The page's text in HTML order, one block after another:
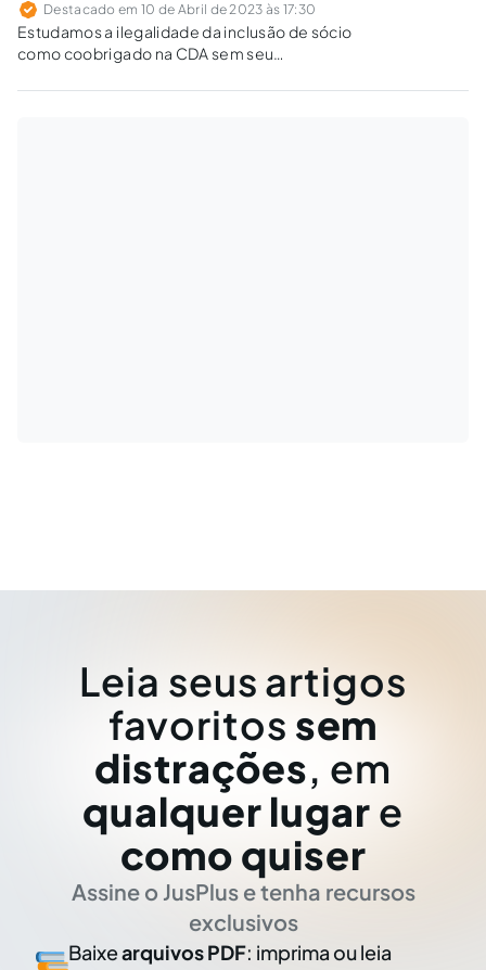
Destacado em 10 de Abril de 2023 às 17:30
Estudamos a ilegalidade da inclusão de sócio
como coobrigado na CDA sem seu
administração tributária, com enfoque
Leia seus artigos
favoritos sem
distrações, em
qualquer lugar e
como quiser
Assine o JusPlus e tenha recursos
exclusivos
Baixearquivos PDF: imprima ou leia